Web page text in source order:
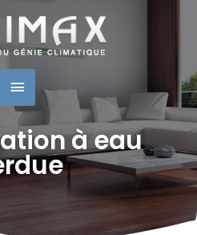
Menu
Principal
à eau